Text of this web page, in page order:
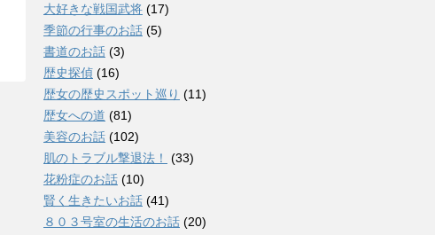
大好きな戦国武将 (17)
季節の行事のお話 (5)
書道のお話 (3)
歴史探偵 (16)
歴女の歴史スポット巡り (11)
歴女への道 (81)
美容のお話 (102)
肌のトラブル撃退法！
(33)
花粉症のお話 (10)
賢く生きたいお話 (41)
８０３号室の生活のお話 (20)